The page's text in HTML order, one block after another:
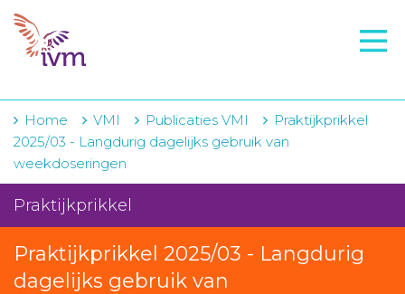
VMI
IVM-academie
Zorginstellingen
Projecten
Over IVM
Home VMI Publicaties VMI
Praktijkprikkel
2025/03 - Langdurig dagelijks gebruik van
weekdoseringen
Praktijkprikkel
Praktijkprikkel 2025/03 - Langdurig
dagelijks gebruik van